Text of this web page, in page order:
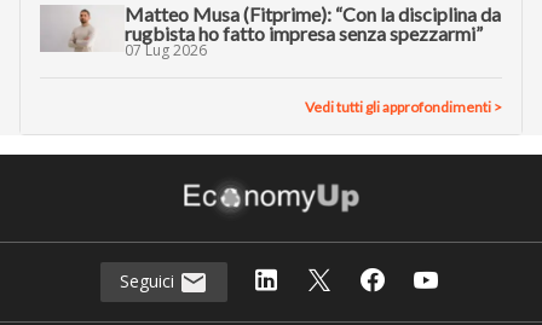
Matteo Musa (Fitprime): “Con la disciplina da
rugbista ho fatto impresa senza spezzarmi”
07 Lug 2026
Vedi tutti gli approfondimenti >
Seguici